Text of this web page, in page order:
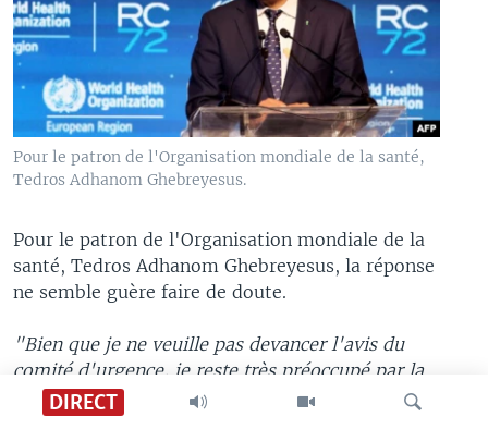
DIRECT
Pour le patron de l'Organisation mondiale de la santé,
Tedros Adhanom Ghebreyesus.
Pour le patron de l'Organisation mondiale de la
santé, Tedros Adhanom Ghebreyesus, la réponse
ne semble guère faire de doute.
"Bien que je ne veuille pas devancer l'avis du
comité d'urgence, je reste très préoccupé par la
situation dans de nombreux pays et le nombre
croissant de décès",